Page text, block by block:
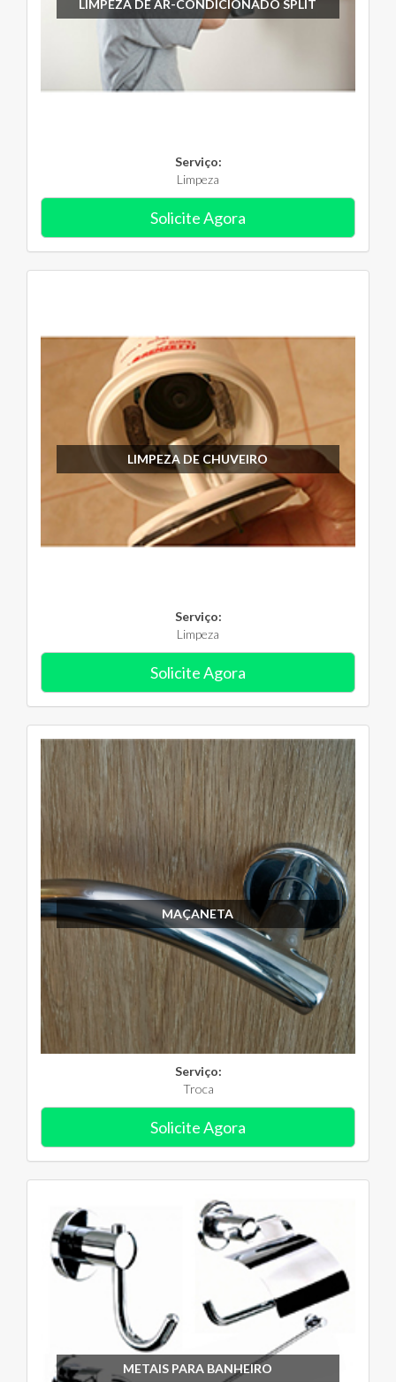
LIMPEZA DE AR-CONDICIONADO SPLIT
Serviço:
Limpeza
Solicite Agora
LIMPEZA DE CHUVEIRO
Serviço:
Limpeza
Solicite Agora
MAÇANETA
Serviço:
Troca
Solicite Agora
METAIS PARA BANHEIRO